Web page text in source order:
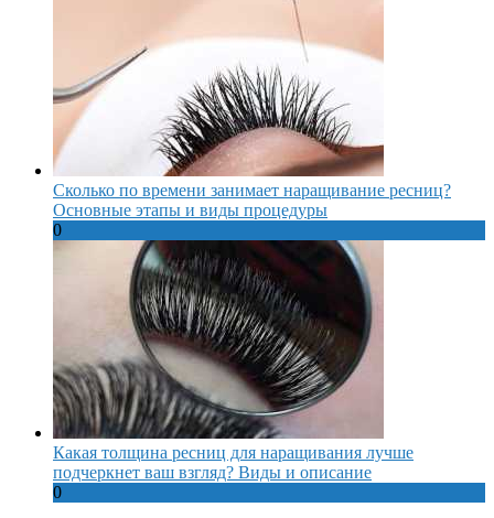
Сколько по времени занимает наращивание ресниц?
Основные этапы и виды процедуры
0
Какая толщина ресниц для наращивания лучше
подчеркнет ваш взгляд? Виды и описание
0